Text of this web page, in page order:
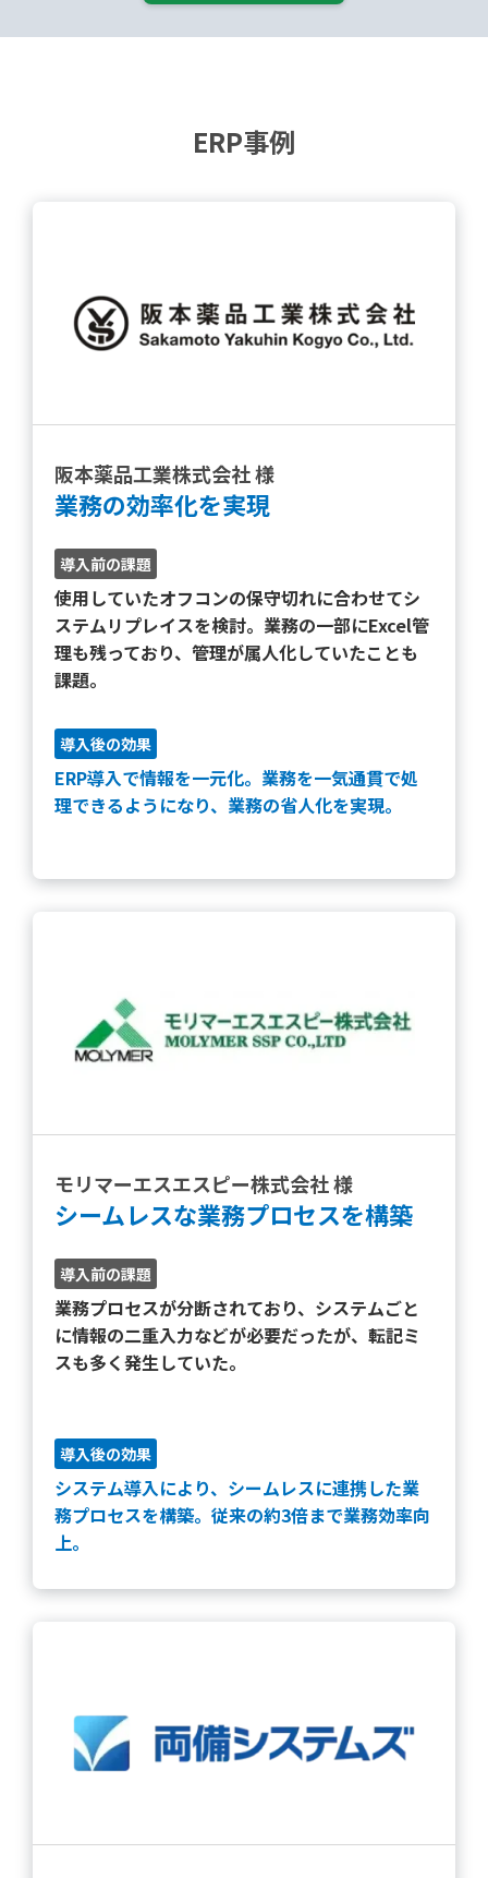
ERP事例
阪本薬品工業株式会社 様
業務の効率化を実現
導入前の課題
使用していたオフコンの保守切れに合わせてシ
ステムリプレイスを検討。業務の一部にExcel管
理も残っており、 管理が属人化していたことも
課題。
導入後の効果
ERP導入で情報を一元化。業務を一気通貫で処
理できるようになり、 業務の省人化を実現。
モリマーエスエスピー株式会社 様
シームレスな業務プロセスを構築
導入前の課題
業務プロセスが分断されており、システムごと
に情報の二重入力などが必要だったが、転記ミ
スも多く発生していた。
導入後の効果
システム導入により、シームレスに連携した業
務プロセスを構築。 従来の約3倍まで業務効率向
上。